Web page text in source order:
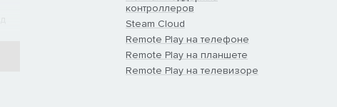
контроллеров
Steam Cloud
Remote Play на телефоне
Remote Play на планшете
Remote Play на телевизоре